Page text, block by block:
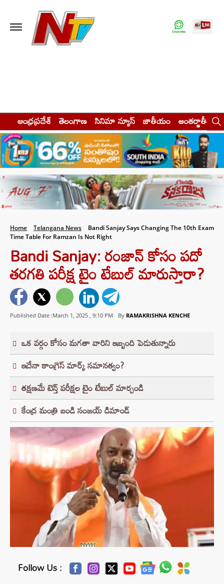
ఆంధ్రప్రదేశ్ తెలంగాణ సినిమా న్యూస్ జాతీయం అంతర్జాతీయం
Home Telangana News
Bandi Sanjay Says Changing The 10th Exam
Time Table For Ramzan Is Not Right
Bandi Sanjay: రంజాన్ కోసం పదో
తరగతి పరీక్ష టైం టేబుల్ మారుస్తారా?
Published Date :March 1, 2025 , 9:10 PM By RAMAKRISHNA KENCHE
ఒక వర్గం కోసం మగతా వారిని ఇబ్బంది పెడుతున్నారు
ఇదేనా కాంగ్రెస్ మార్క్ సమానత్వం?
తక్షణమే టెన్త్ పరీక్షల టైం టేబుల్ మార్చండి
కేంద్ర మంత్రి బండి సంజయ్ డిమాండ్
Follow Us :